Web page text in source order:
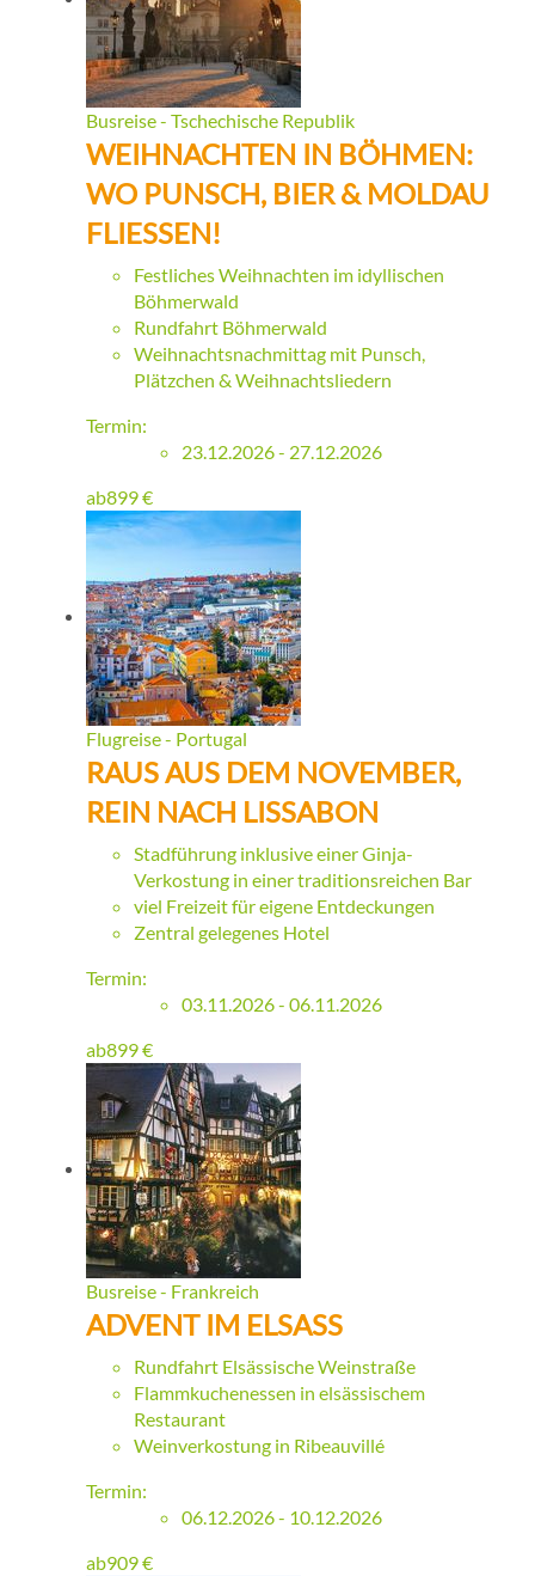
Busreise - Tschechische Republik
WEIHNACHTEN IN BÖHMEN:
WO PUNSCH, BIER & MOLDAU
FLIESSEN!
Festliches Weihnachten im idyllischen
Böhmerwald
Rundfahrt Böhmerwald
Weihnachtsnachmittag mit Punsch,
Plätzchen & Weihnachtsliedern
Termin:
23.12.2026 - 27.12.2026
ab899€
Flugreise - Portugal
RAUS AUS DEM NOVEMBER,
REIN NACH LISSABON
Stadführung inklusive einer Ginja-
Verkostung in einer traditionsreichen Bar
viel Freizeit für eigene Entdeckungen
Zentral gelegenes Hotel
Termin:
03.11.2026 - 06.11.2026
ab899€
Busreise - Frankreich
ADVENT IM ELSASS
Rundfahrt Elsässische Weinstraße
Flammkuchenessen in elsässischem
Restaurant
Weinverkostung in Ribeauvillé
Termin:
06.12.2026 - 10.12.2026
ab909€